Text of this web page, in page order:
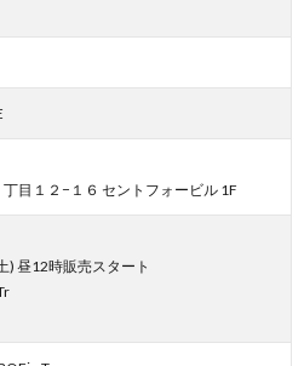
目１２−１６ セントフォービル 1F
) 昼12時販売スタート